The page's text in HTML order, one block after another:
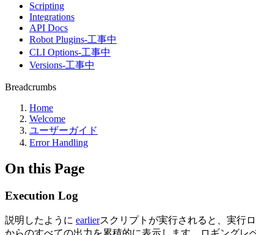
Scripting
Integrations
API Docs
Robot Plugins-工事中
CLI Options-工事中
Versions-工事中
Breadcrumbs
Home
Welcome
ユーザーガイド
Error Handling
On this Page
Execution Log
説明したように earlierスクリプトが実行されると、実行
からのすべての出力を累積的に表示します。ロギングレ